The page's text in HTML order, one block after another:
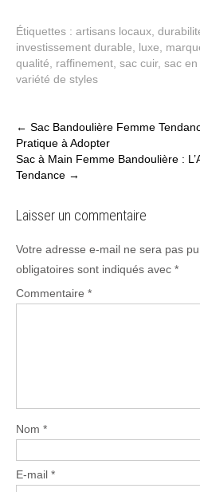
Étiquettes : artisans locaux
investissement durable
luxe
qualité
raffinement sac cuir, sac en
variété de styles
Post
navigation
← Sac Bandoulière Femme
Pratique à Adopter
Sac à Main Femme Bandoulière :
Tendance →
Laisser un commentaire
Votre adresse e-mail ne sera pas
obligatoires sont indiqués avec *
Commentaire *
Nom *
E-mail *